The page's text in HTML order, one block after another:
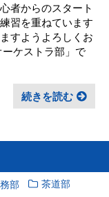
者からのスタート
習を重ねています
すようよろしくお
ケストラ部」で
続きを読む
部 茶道部